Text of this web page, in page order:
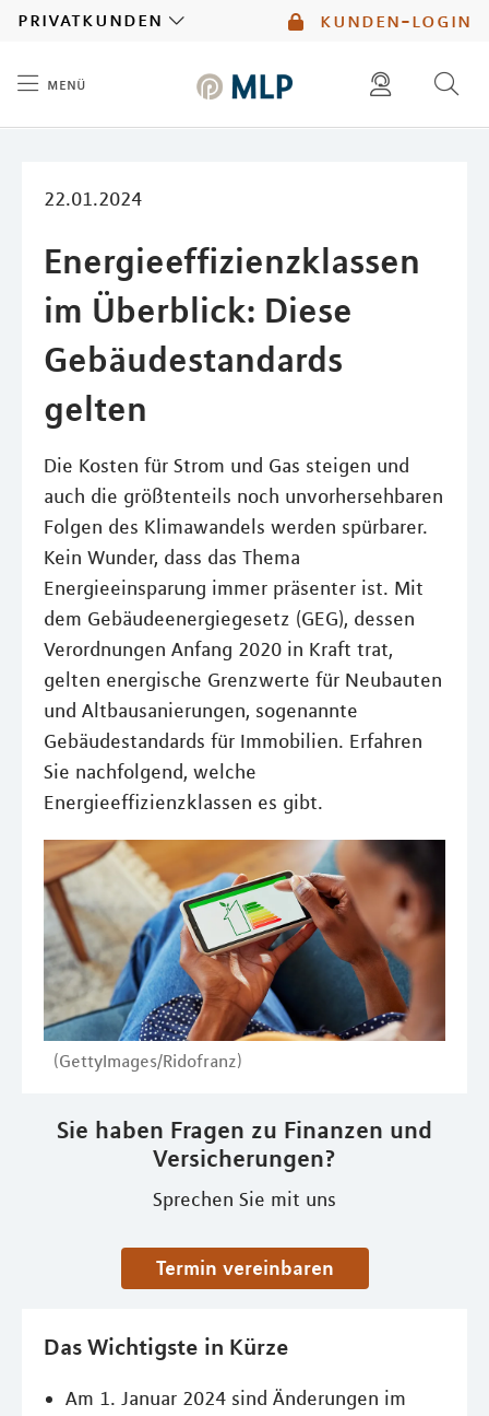
kunden-login
privatkunden
menü
22.01.2024
Energieeffizienzklassen
im Überblick: Diese
Gebäudestandards
gelten
Die Kosten für Strom und Gas steigen und
auch die größtenteils noch unvorhersehbaren
Folgen des Klimawandels werden spürbarer.
Kein Wunder, dass das Thema
Energieeinsparung immer präsenter ist. Mit
dem Gebäudeenergiegesetz (GEG), dessen
Verordnungen Anfang 2020 in Kraft trat,
gelten energische Grenzwerte für Neubauten
und Altbausanierungen, sogenannte
Gebäudestandards für Immobilien. Erfahren
Sie nachfolgend, welche
Energieeffizienzklassen es gibt.
(GettyImages/Ridofranz)
Sie haben Fragen zu Finanzen und
Versicherungen?
Sprechen Sie mit uns
Termin vereinbaren
Das Wichtigste in Kürze
Am 1. Januar 2024 sind Änderungen im